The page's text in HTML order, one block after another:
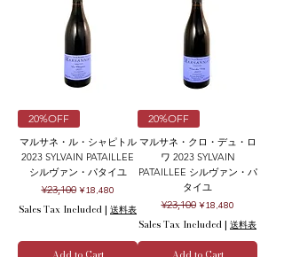
20%OFF
マルサネ・ル・シャピトル
2023 SYLVAIN PATAILLEE
シルヴァン・パタイユ
Regular Price
¥23,100 Sale Price
¥18,480
Sales Tax Included | 送料表
Add to Cart
20%OFF
マルサネ・クロ・デュ・ロ
ワ 2023 SYLVAIN
PATAILLEE シルヴァン・パ
タイユ
Regular Price
¥23,100 Sale Price
¥18,480
Sales Tax Included | 送料表
Add to Cart